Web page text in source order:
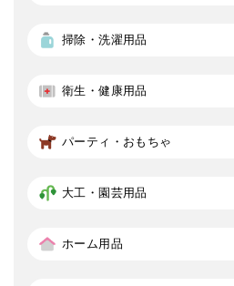
掃除・洗濯用品
衛生・健康用品
パーティ・おもちゃ
大工・園芸用品
ホーム用品